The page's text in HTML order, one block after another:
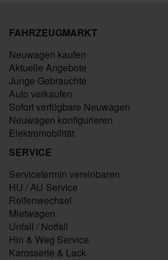
FAHRZEUGMARKT
Neuwagen kaufen
Aktuelle Angebote
Junge Gebrauchte
Auto verkaufen
Sofort verfügbare Neuwagen
Neuwagen konfigurieren
Elektromobilität
SERVICE
Servicetermin vereinbaren
HU / AU Service
Reifenwechsel
Mietwagen
Unfall / Notfall
Hin & Weg Service
Karosserie & Lack